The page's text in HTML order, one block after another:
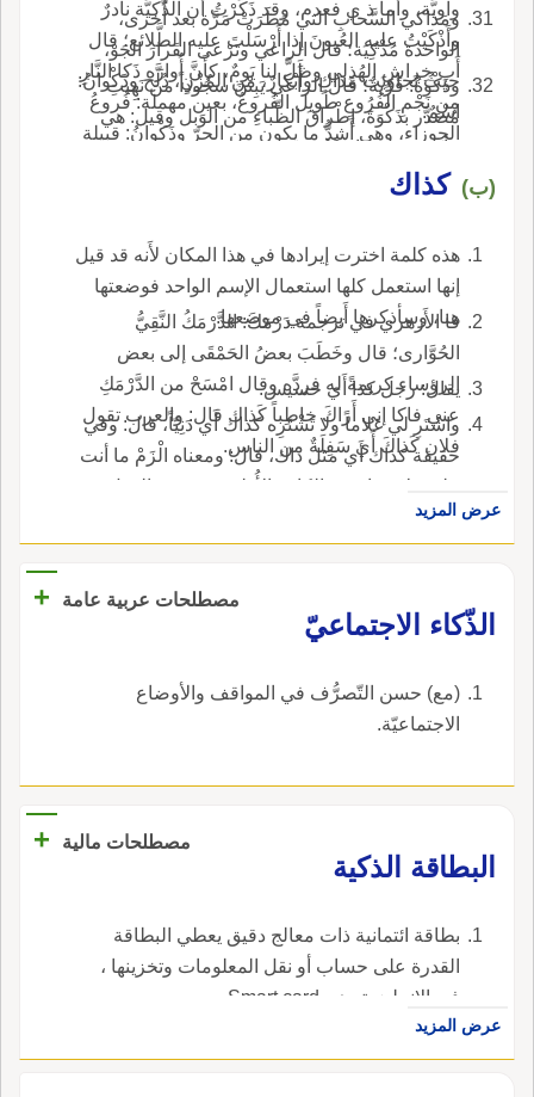
واويَّة، وأَما ذ ي فعدم، وقد ذَكَرْتُ أَن الذَّكِيَّة نادرٌ
وأَذْكَيْتُ عليه العُيونَ إذا أَرْسَلْتَ عليه الطَّلائع؛ قال
أَب خِراشٍ الهُذلي وظَلَّ لنا يَومٌ، كأَنَّ أُوارَه ذَكا النَّارِ
من نَجْمِ الفُرُوعِ طَويل الفُروعُ، بعين مهملة: فُروعُ
الجوزاء، وهي أَشدُّ ما يكون من الحرّ وذَكْوانُ: قبيلة
ومَذاكي السَّحابِ التي مَطَرَتْ مَرَّة بعد أُخرى،
الواحدة مُذْكِيَة؛ قال الراعي وتَرْعى القَرارَ الجَوْ،
حيثُ تَجاوَبَت مَذاكٍ وأَبْكارٌ، من المُزْنِ، دُلَّح وذَكْوانُ:
اسْمٌ.
وذَكْوةُ: قَرْيةٌ؛ قال الراعي يَبِتْنَ سجُوداً من نَهِيتِ
مُصَدَّر بذَكْوَةَ، إطْراقَ الظِّباءِ من الوَبل وقيل: هي
مأسَدة في ديار قَيْسٍ.
(ب) كذاك
هذه كلمة اخترت إيرادها في هذا المكان لأَنه قد قيل
إنها استعمل كلها استعمال الإسم الواحد فوضعتها
هنا، وسأذكرها أَيضاً في موضعها.
قا الأَزهري في ترجمة دَرْمَكَ: الدَّرْمَكُ النَّقِيُّ
الحُوَّارى؛ قال وخَطَبَ بعضُ الحَمْقَى إلى بعض
الرؤساء كريمةً له فردَّه وقال امْسَحْ من الدَّرْمَكِ
عني فاكا إني أَراكَ خاطِباً كَذاك قال: والعرب تقول
فلان كَذاكَ أَي سَفِلَةٌ من الناس.
يقال: رجل كذا أَي خسيس.
واشْتَرِ لي غلاماً ولا تَشْتَرِه كذاك أَي دَنِيّاً، قال: وقي
حقيقة كذاك أَي مثل ذاك، قال: ومعناه الْزَمْ ما أنت
عليه ولا تتجاوزه والكاف الأُولى منصوبة بالفعل
المضمر.
عرض المزيد
مصطلحات عربية عامة
+
الذّكاء الاجتماعيّ
(مع) حسن التّصرُّف في المواقف والأوضاع
الاجتماعيّة.
مصطلحات مالية
+
البطاقة الذكية
بطاقة ائتمانية ذات معالج دقيق يعطي البطاقة
القدرة على حساب أو نقل المعلومات وتخزينها ،
في الإنجليزية، هي Smart card.
عرض المزيد